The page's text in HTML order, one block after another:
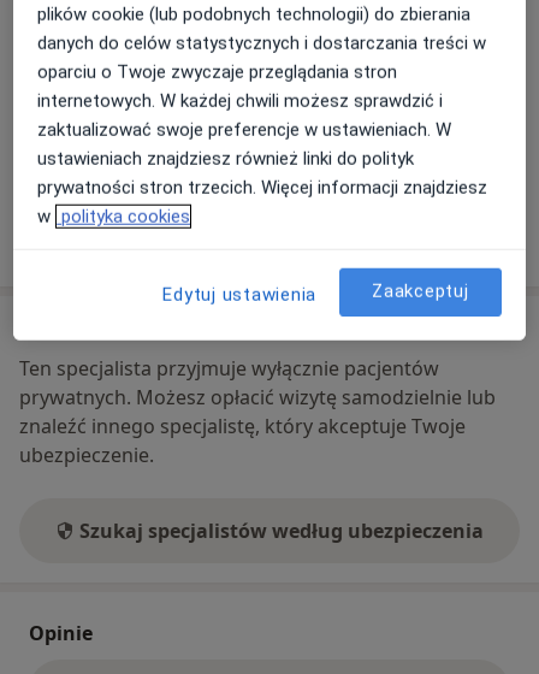
Powiększ mapęotwiera się w nowej karcie
Dostępność
W tym gabinecie nie można umawiać wizyt przez
internet
Co mam zrobić w tej sytuacji?
Ten specjalista przyjmuje wyłącznie pacjentów
prywatnych. Możesz opłacić wizytę samodzielnie lub
znaleźć innego specjalistę, który akceptuje Twoje
ubezpieczenie.
Szukaj specjalistów według ubezpieczenia
Opinie
plików cookie (lub podobnych technologii) do zbierania
danych do celów statystycznych i dostarczania treści w
oparciu o Twoje zwyczaje przeglądania stron
internetowych. W każdej chwili możesz sprawdzić i
zaktualizować swoje preferencje w ustawieniach. W
ustawieniach znajdziesz również linki do polityk
prywatności stron trzecich. Więcej informacji znajdziesz
w polityka cookies
Edytuj ustawienia Zaakceptuj